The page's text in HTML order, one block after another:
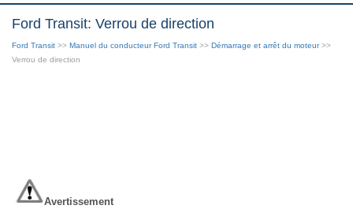
Ford Transit: Verrou de direction
Ford Transit >> Manuel du conducteur Ford Transit >> Démarrage et arrêt du moteur>>
Verrou de direction
Avertissement